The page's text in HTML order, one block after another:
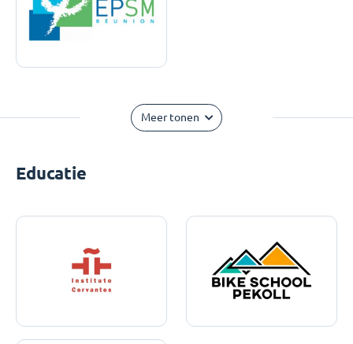
Meer tonen
Educatie